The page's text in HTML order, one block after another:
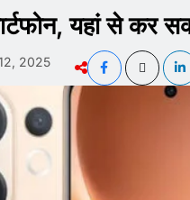
यहां से कर
2025